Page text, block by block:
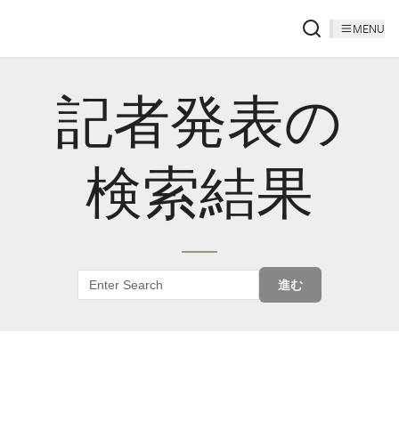
MENU
記者発表の
検索結果
進む